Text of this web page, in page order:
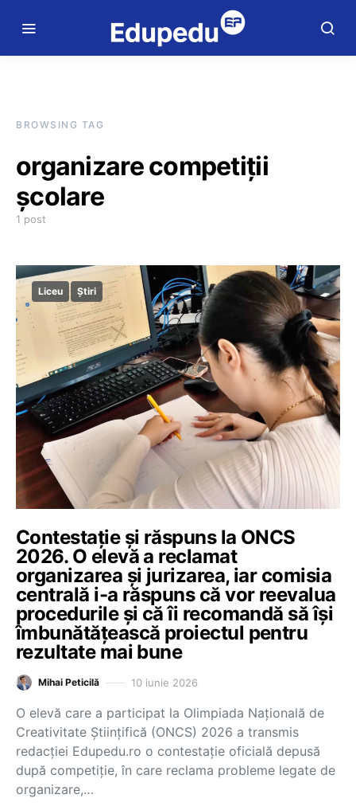
BROWSING TAG
organizare competiții
școlare
1 post
Liceu Știri
Contestație și răspuns la ONCS
2026. O elevă a reclamat
organizarea și jurizarea, iar comisia
centrală i-a răspuns că vor reevalua
procedurile și că îi recomandă să își
îmbunătățească proiectul pentru
rezultate mai bune
Mihai Peticilă 10 iunie 2026
O elevă care a participat la Olimpiada Națională de
Creativitate Științifică (ONCS) 2026 a transmis
redacției Edupedu.ro o contestație oficială depusă
după competiție, în care reclama probleme legate de
organizare,…